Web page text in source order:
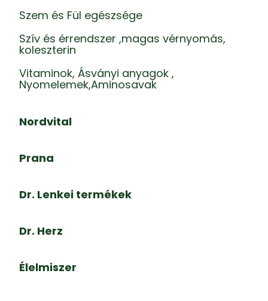
Szem és Fül egészsége
Szív és érrendszer ,magas vérnyomás,
koleszterin
Vitaminok, Ásványi anyagok ,
Nyomelemek,Aminosavak
Nordvital
Prana
Dr. Lenkei termékek
Dr. Herz
Élelmiszer